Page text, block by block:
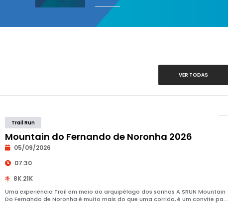
VER TODAS
Trail Run
Mountain do Fernando de Noronha 2026
05/09/2026
07:30
8K 21K
Uma experiência Trail em meio ao arquipélago dos sonhos A SRUN Mountain
Do Fernando de Noronha é muito mais do que uma corrida, é um convite pa...